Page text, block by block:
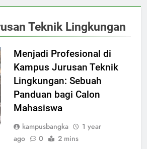
Teknik Lingkungan
Menjadi Profesional di
Kampus Jurusan Teknik
Lingkungan: Sebuah
Panduan bagi Calon
Mahasiswa
kampusbangka
1 year
ago
0 2 mins